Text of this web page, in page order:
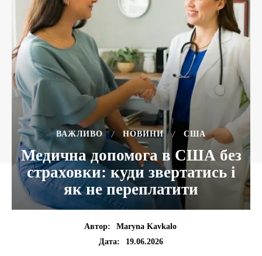
ВАЖЛИВО НОВИНИ США
Медична допомога в США без
страховки: куди звертатись і
як не переплатити
Автор:
Maryna Kavkalo
Дата:
19.06.2026